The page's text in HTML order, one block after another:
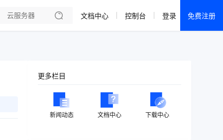
成都电信·云服务器
文档中心 控制台 登录 免费注册
更多栏目
新闻动态 文档中心 下载中心